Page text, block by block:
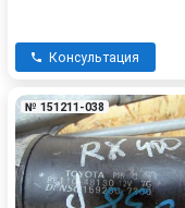
Консультация
№ 151211-038